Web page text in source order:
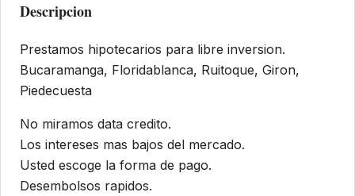
Descripcion
Prestamos hipotecarios para libre inversion.
Bucaramanga, Floridablanca, Ruitoque, Giron,
Piedecuesta
No miramos data credito.
Los intereses mas bajos del mercado.
Usted escoge la forma de pago.
Desembolsos rapidos.